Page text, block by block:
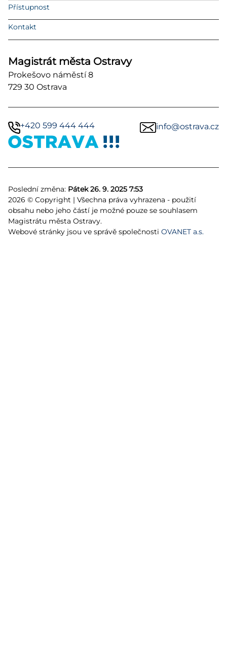
Přístupnost
Kontakt
Magistrát města Ostravy
Prokešovo náměstí 8
729 30 Ostrava
+420 599 444 444 info@ostrava.cz
Poslední změna: Pátek 26. 9. 2025 7:53
2026 © Copyright | Všechna práva vyhrazena - použití
obsahu nebo jeho částí je možné pouze se souhlasem
Magistrátu města Ostravy.
Webové stránky jsou ve správě společnosti OVANET a.s.